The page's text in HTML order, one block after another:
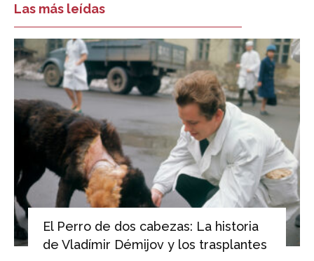
Las más leídas
El Perro de dos cabezas: La historia
de Vladímir Démijov y los trasplantes